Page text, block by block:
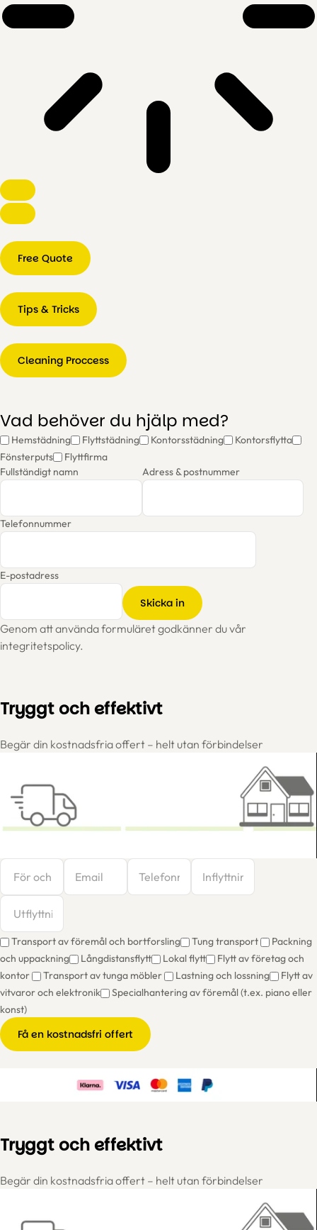
Free Quote
Tips & Tricks
Cleaning Proccess
Vad behöver du hjälp med?
Hemstädning Flyttstädning Kontorsstädning
Kontorsflytta
Fönsterputs
Flyttfirma
Fullständigt namn
Adress & postnummer
Telefonnummer
E-postadress
Skicka in
Genom att använda formuläret godkänner du vår
integritetspolicy.
Tryggt och effektivt
Begär din kostnadsfria offert – helt utan förbindelser
Transport av föremål och bortforsling Tung transport
Packning
och uppackning
Långdistansflytt Lokal flytt
Flytt av företag och
kontor
Transport av tunga möbler Lastning och lossning
Flytt av
vitvaror och elektronik
Specialhantering av föremål (t.ex. piano eller
konst)
Få en kostnadsfri offert
Tryggt och effektivt
Begär din kostnadsfria offert – helt utan förbindelser